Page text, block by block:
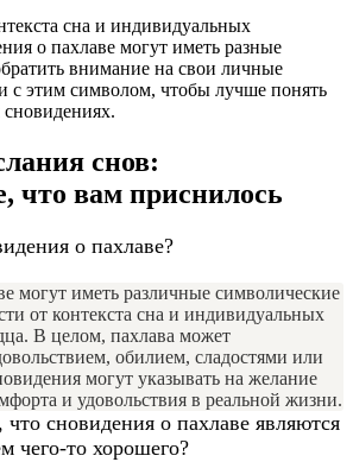
сна и индивидуальных
о пахлаве могут иметь разные
внимание на свои личные
с этим символом, чтобы лучше понять
сновидениях.
снов:
что вам приснилось
о пахлаве?
могут иметь различные символические
от контекста сна и индивидуальных
В целом, пахлава может
обилием, сладостями или
могут указывать на желание
и удовольствия в реальной жизни.
сновидения о пахлаве являются
чего-то хорошего?